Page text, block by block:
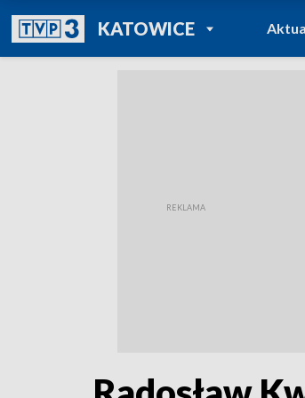
KATOWICEPOWRÓT DO
TVP REGIONY